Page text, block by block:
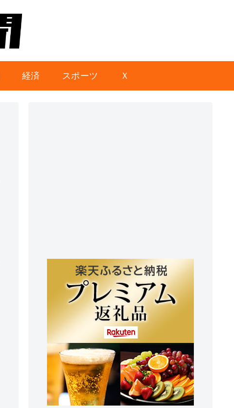
経済 スポーツ Ｘ